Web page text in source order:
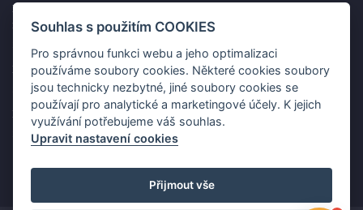
Prokop pro Vás vybírá z obslužného úseku na víkendovku tu
nejlepší cenu z letáku!
Kup špekáčky od Váhaly a vyhraj s naCOOPkou sekerku Fiskars
29.07
Prokop pro Vás vybírá na víkendovku ty nejlepší ceny z letáku!
29.07
Souhlas s použitím COOKIES
Pro správnou funkci webu a jeho optimalizaci
používáme soubory cookies. Některé cookies soubory
jsou technicky nezbytné, jiné soubory cookies se
používají pro analytické a marketingové účely. K jejich
využívání potřebujeme váš souhlas.
Upravit nastavení cookies
Přijmout vše